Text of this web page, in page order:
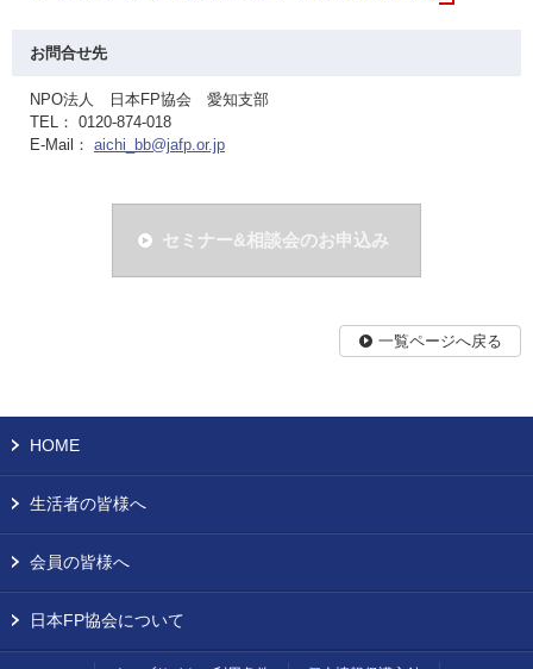
お問合せ先
NPO法人 日本FP協会 愛知支部
TEL： 0120-874-018
E-Mail： aichi_bb@jafp.or.jp
セミナー&相談会のお申込み
一覧ページへ戻る
HOME
生活者の皆様へ
会員の皆様へ
日本FP協会について